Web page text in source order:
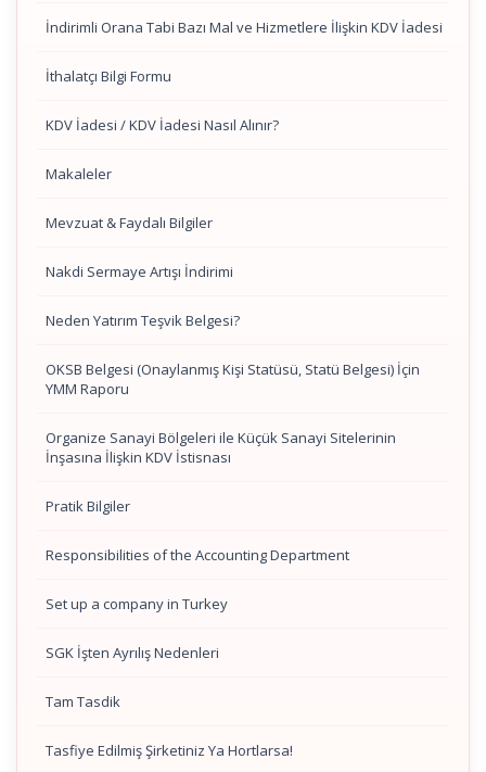
İndirimli Orana Tabi Bazı Mal ve Hizmetlere İlişkin KDV İadesi
İthalatçı Bilgi Formu
KDV İadesi / KDV İadesi Nasıl Alınır?
Makaleler
Mevzuat & Faydalı Bilgiler
Nakdi Sermaye Artışı İndirimi
Neden Yatırım Teşvik Belgesi?
OKSB Belgesi (Onaylanmış Kişi Statüsü, Statü Belgesi) İçin
YMM Raporu
Organize Sanayi Bölgeleri ile Küçük Sanayi Sitelerinin
İnşasına İlişkin KDV İstisnası
Pratik Bilgiler
Responsibilities of the Accounting Department
Set up a company in Turkey
SGK İşten Ayrılış Nedenleri
Tam Tasdik
Tasfiye Edilmiş Şirketiniz Ya Hortlarsa!